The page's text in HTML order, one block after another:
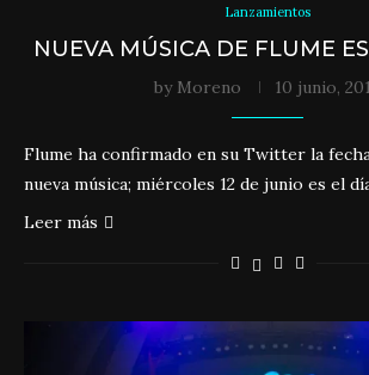
Lanzamientos
NUEVA MÚSICA DE FLUME
by Moreno 10 junio,
Flume ha confirmado en su Twitter la
nueva música; miércoles 12 de junio es el
Leer más